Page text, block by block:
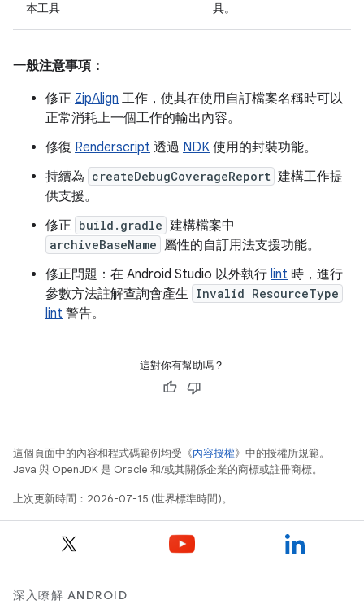
本工具
具。
一般注意事項：
修正 ZipAlign 工作，使其在使用自訂檔案名稱時可以
正常消耗上一個工作的輸出內容。
修復 Renderscript 透過 NDK 使用的封裝功能。
持續為 createDebugCoverageReport 建構工作提
供支援。
修正 build.gradle 建構檔案中
archiveBaseName 屬性的自訂用法支援功能。
修正問題：在 Android Studio 以外執行 lint 時，進行
參數方法註解查詢會產生 Invalid ResourceType
lint 警告。
這對你有幫助嗎？
這個頁面中的內容和程式碼範例均受《內容授權》中的授權所規範。
Java 與 OpenJDK 是 Oracle 和/或其關係企業的商標或註冊商標。
上次更新時間：2026-07-15 (世界標準時間)。
深入瞭解 ANDROID